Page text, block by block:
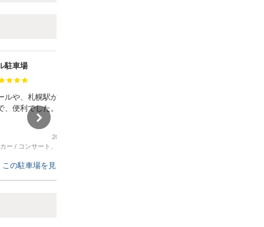
駐車場
ルや、札幌駅からちょう
、便利でした。
2026年7月12日
ー / コンサート、スポーツ観戦
この駐車場を見る